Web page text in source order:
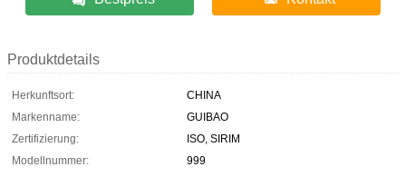
Produktdetails
Herkunftsort:
CHINA
Markenname:
GUIBAO
Zertifizierung:
ISO, SIRIM
Modellnummer:
999